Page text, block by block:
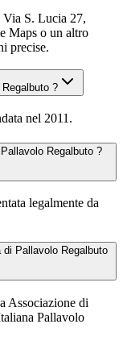
S. Lucia 27,
Maps o un altro
precise.
?
nel 2011.
Regalbuto ?
legalmente da
Pallavolo Regalbuto
Associazione di
Pallavolo